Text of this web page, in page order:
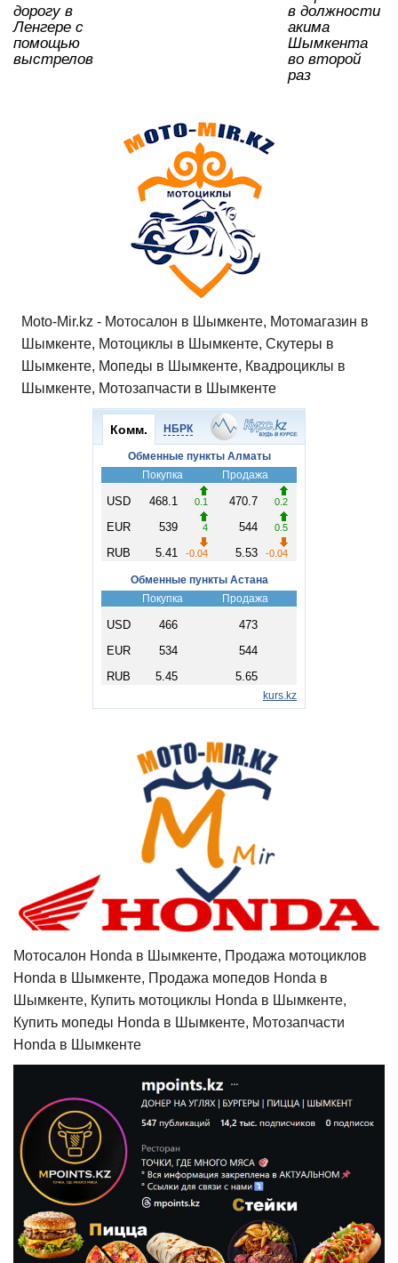
дорогу в
Ленгере с
помощью
выстрелов
в должности
акима
Шымкента
во второй
раз
Moto-Mir.kz - Мотосалон в Шымкенте, Мотомагазин в
Шымкенте, Мотоциклы в Шымкенте, Скутеры в
Шымкенте, Мопеды в Шымкенте, Квадроциклы в
Шымкенте, Мотозапчасти в Шымкенте
Мотосалон Honda в Шымкенте, Продажа мотоциклов
Honda в Шымкенте, Продажа мопедов Honda в
Шымкенте, Купить мотоциклы Honda в Шымкенте,
Купить мопеды Honda в Шымкенте, Мотозапчасти
Honda в Шымкенте